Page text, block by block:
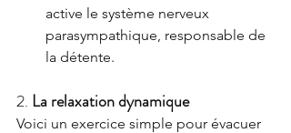
active le système nerveux
parasympathique, responsable de
la détente.
2. La relaxation dynamique
Voici un exercice simple pour évacuer